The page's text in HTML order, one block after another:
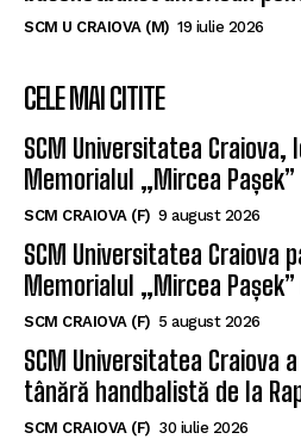
21 iulie 2026
baschetbalist american
CELE MAI CITITE
SCM Universitatea Craiova,
Memorialul „Mircea Pașek”
9 august 2026
SCM Universitatea Craiova
Memorialul „Mircea Pașek”